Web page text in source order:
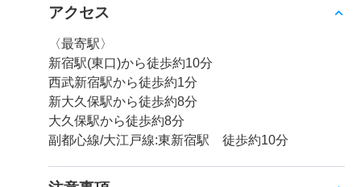
アクセス
〈最寄駅〉
新宿駅(東口)から徒歩約10分
西武新宿駅から徒歩約1分
新大久保駅から徒歩約8分
大久保駅から徒歩約8分
副都心線/大江戸線:東新宿駅 徒歩約10分